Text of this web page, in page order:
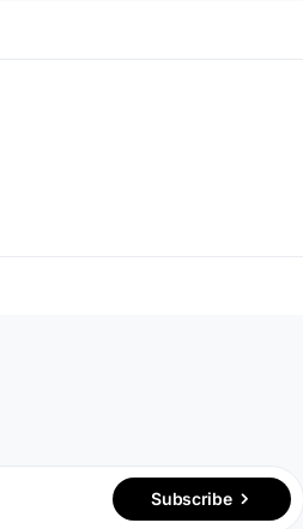
Subscribe